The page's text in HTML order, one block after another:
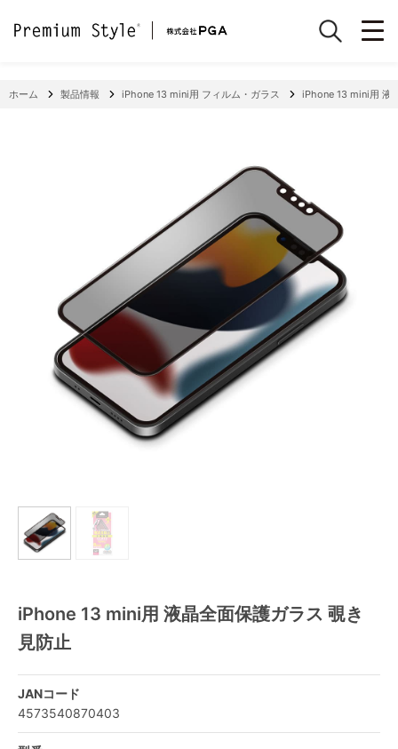
ホーム 製品情報 iPhone 13 mini用 フィルム・ガラス iPhone 13 mini用 液
iPhone 13 mini用 液晶全面保護ガラス 覗き
見防止
JANコード
4573540870403